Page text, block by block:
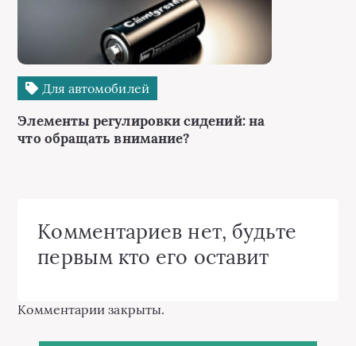
Для автомобилей
Элементы регулировки сидений: на
что обращать внимание?
Комментариев нет, будьте
первым кто его оставит
Комментарии закрыты.